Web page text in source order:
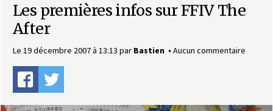
n
Les premières infos sur FFIV The
After
Le 19 décembre 2007 à 13:13 par Bastien Aucun commentaire